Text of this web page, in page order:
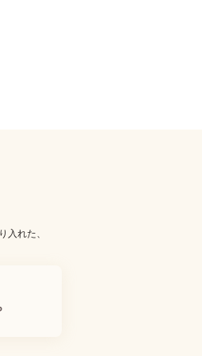
入れた、